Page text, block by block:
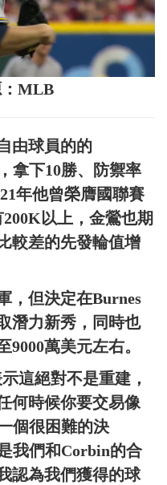
：MLB
由球員的的
拿下10勝、防禦率
年他曾榮膺國聯賽
以上，金鶯也期
較差的先發輪值增
，但決定在Burnes
潛力新秀，同時也
萬美元左右。
這絕對不是重建，
何時候你要交易像
個很困難的決
我們和Corbin的合
認為我們獲得的球